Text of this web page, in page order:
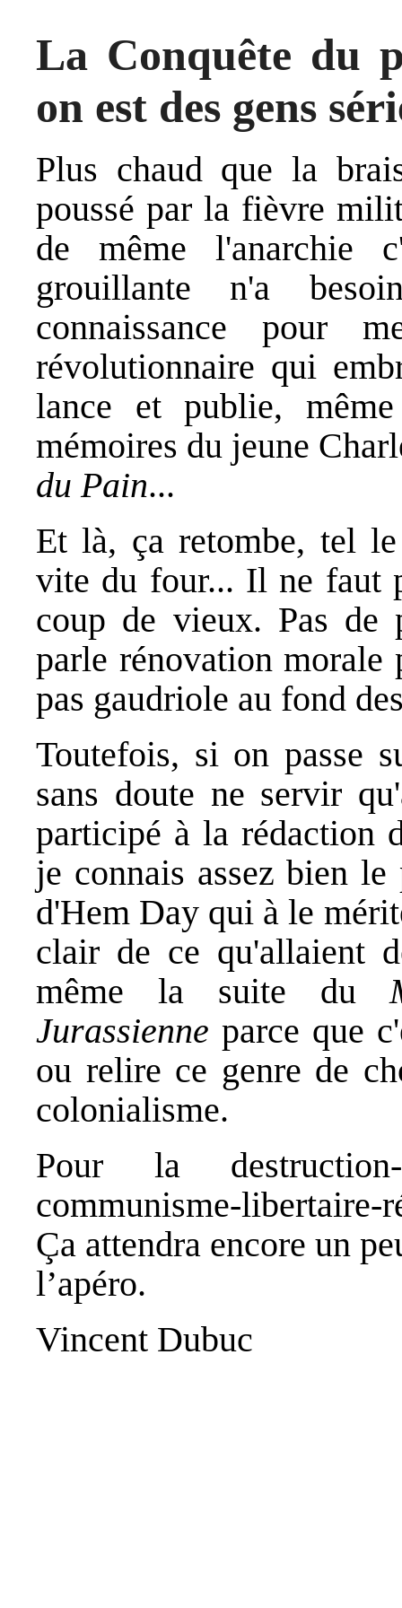
La Conquête du
on est des gens
Plus chaud que la
poussé par la fièvre
de même l'anarchie
grouillante n'a
connaissance pour
révolutionnaire qui
lance et publie,
mémoires du jeune
du Pain...
Et là, ça retombe, tel
vite du four... Il ne faut
coup de vieux. Pas
parle rénovation morale
pas gaudriole au fond
Toutefois, si on passe
sans doute ne servir
participé à la rédaction
je connais assez bien
d'Hem Day qui à le
clair de ce qu'allaient
même la suite du
Jurassienne parce que
ou relire ce genre de
colonialisme.
Pour la destruction-
communisme-libertaire-
Ça attendra encore un
l’apéro.
Vincent Dubuc